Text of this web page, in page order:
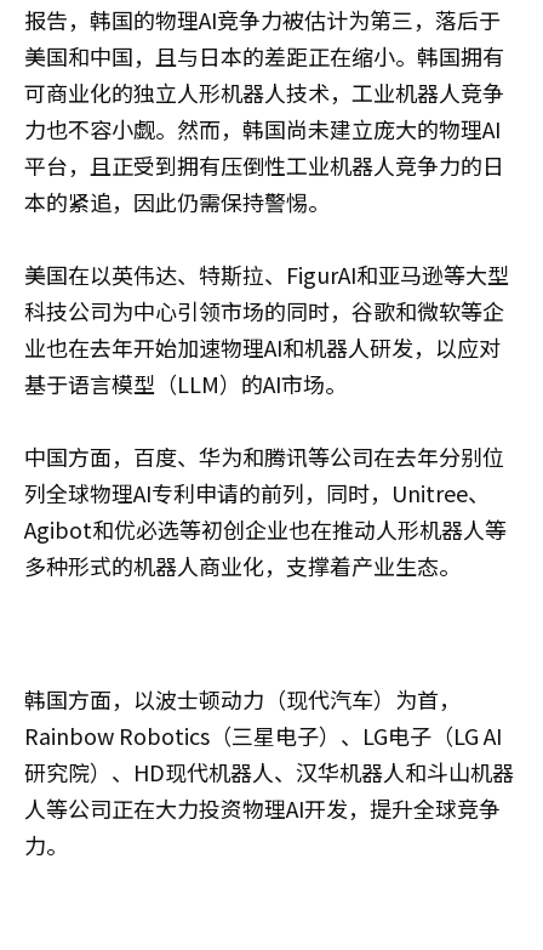
报告，韩国的物理AI竞争力被估计为第三，落后于
美国和中国，且与日本的差距正在缩小。韩国拥有
可商业化的独立人形机器人技术，工业机器人竞争
力也不容小觑。然而，韩国尚未建立庞大的物理AI
平台，且正受到拥有压倒性工业机器人竞争力的日
本的紧追，因此仍需保持警惕。
美国在以英伟达、特斯拉、FigurAI和亚马逊等大型
科技公司为中心引领市场的同时，谷歌和微软等企
业也在去年开始加速物理AI和机器人研发，以应对
基于语言模型（LLM）的AI市场。
中国方面，百度、华为和腾讯等公司在去年分别位
列全球物理AI专利申请的前列，同时，Unitree、
Agibot和优必选等初创企业也在推动人形机器人等
多种形式的机器人商业化，支撑着产业生态。
韩国方面，以波士顿动力（现代汽车）为首，
Rainbow Robotics（三星电子）、LG电子（LG AI
研究院）、HD现代机器人、汉华机器人和斗山机器
人等公司正在大力投资物理AI开发，提升全球竞争
力。